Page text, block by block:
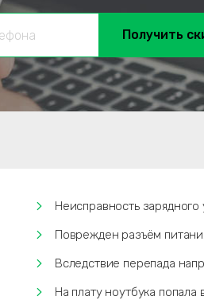
Получить
Неисправность зарядного
Поврежден разъём
Вследствие перепада
На плату ноутбука попала